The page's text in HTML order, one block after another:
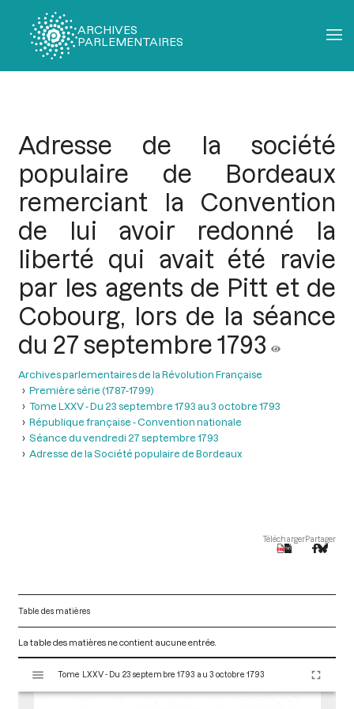
ARCHIVES
PARLEMENTAIRES
Adresse de la société
populaire de Bordeaux
remerciant la Convention
de lui avoir redonné la
liberté qui avait été ravie
par les agents de Pitt et de
Cobourg, lors de la séance
du 27 septembre 1793
Archives parlementaires de la Révolution Française
Première série (1787-1799)
Tome LXXV - Du 23 septembre 1793 au 3 octobre 1793
République française - Convention nationale
Séance du vendredi 27 septembre 1793
Adresse de la Société populaire de Bordeaux
TéléchargerPartager
Table des matières
La table des matières ne contient aucune entrée.
s
Tome LXXV - Du 23 septembre 1793 au 3 octobre 1793